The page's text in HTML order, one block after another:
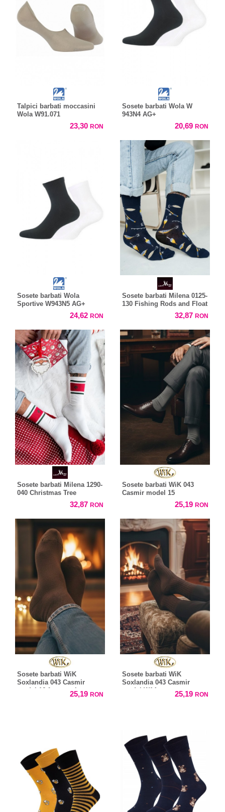
Talpici barbati moccasini
Wola W91.071
23,30 RON
Sosete barbati Wola W
943N4 AG+
20,69 RON
Sosete barbati Wola
Sportive W943N5 AG+
24,62 RON
Sosete barbati Milena 0125-
130 Fishing Rods and Float
32,87 RON
Sosete barbati Milena 1290-
040 Christmas Tree
32,87 RON
Sosete barbati WiK 043
Casmir model 15
25,19 RON
Sosete barbati WiK
Soxlandia 043 Casmir
model 16 fara presiune
25,19 RON
Sosete barbati WiK
Soxlandia 043 Casmir
model W14
25,19 RON